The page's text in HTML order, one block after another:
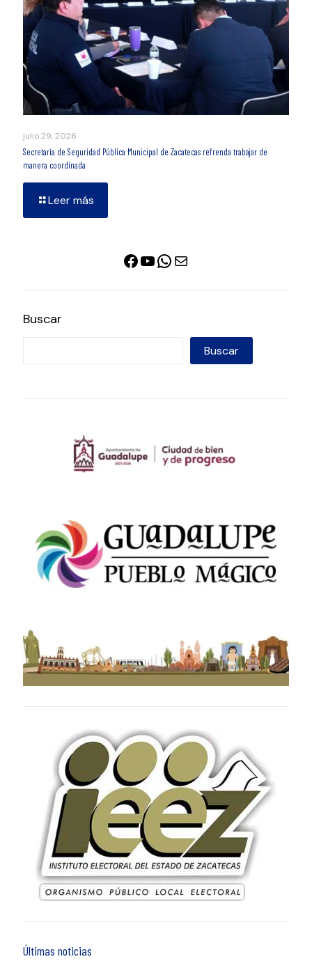
julio 29, 2026
Secretaría de Seguridad Pública Municipal de Zacatecas refrenda trabajar de
manera coordinada
Leer más
Facebook
YouTube
WhatsApp
Correo electrónico
Buscar
Buscar
Últimas noticias